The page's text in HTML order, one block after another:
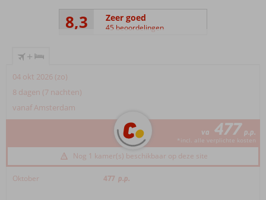
8,3 Zeer goed
45 beoordelingen
+
04 okt 2026 (zo)
8 dagen (7 nachten)
vanaf Amsterdam
va 477 p.p.
*incl. alle verplichte kosten
Nog 1 kamer(s) beschikbaar op deze site
Oktober 477 p.p.